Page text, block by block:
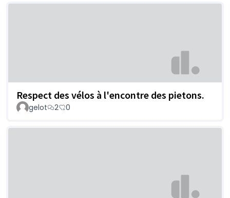
Respect des vélos à l'encontre des pietons.
gelot 2 0